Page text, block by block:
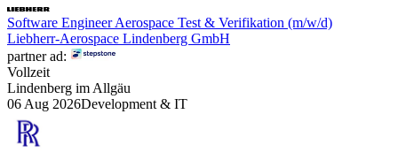
Software Engineer Aerospace Test & Verifikation (m/w/d)
Liebherr-Aerospace Lindenberg GmbH
partner ad:
Vollzeit
Lindenberg im Allgäu
06 Aug 2026Development & IT